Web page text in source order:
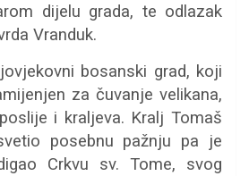
dijelu grada, te odlazak
Vranduk.
bosanski grad, koji
za čuvanje velikana,
i kraljeva. Kralj Tomaš
posebnu pažnju pa je
Crkvu sv. Tome, svog